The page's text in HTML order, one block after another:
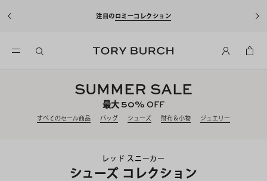
注目のロミーコレクション
SUMMER SALE
最大50% OFF
すべてのセール商品 バッグ シューズ 財布＆小物 ジュエリー
レッド スニーカー
シューズ コレクション